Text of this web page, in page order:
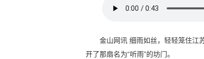
金山网讯 细雨如丝，轻轻笼住江
开了那扇名为“听雨”的坊门。